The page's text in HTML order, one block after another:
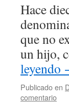
Hace
que no
un hijo,
leyendo
Publicado en
comentario